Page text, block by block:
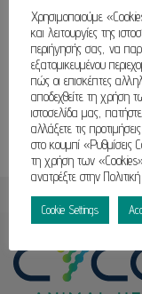
2026/Χρησιμοποιούμε
και λειτουργίες της
περιήγησής σας, να
εξατομικευμένου
πώς οι επισκέπτες
αποδεχθείτε τη χρήση
ιστοσελίδα μας,
αλλάξετε τις
στο κουμπί «Ρυθμίσεις
τη χρήση των
ανατρέξτε στην
Cookie Settings